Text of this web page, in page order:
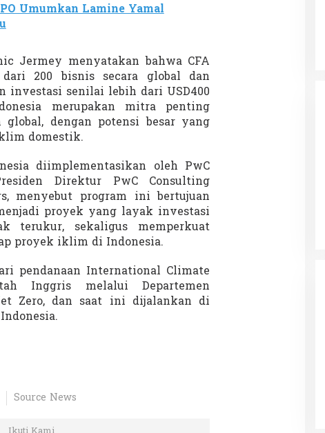
Umumkan Lamine Yamal
Jermey menyatakan bahwa CFA
200 bisnis secara global dan
investasi senilai lebih dari USD400
merupakan mitra penting
dengan potensi besar yang
domestik.
diimplementasikan oleh PwC
Direktur PwC Consulting
menyebut program ini bertujuan
proyek yang layak investasi
terukur, sekaligus memperkuat
proyek iklim di Indonesia.
pendanaan International Climate
Inggris melalui Departemen
Zero, dan saat ini dijalankan di
Source News
dalam
Internasional
18 Januari 2024
Eksplore Meranti – Yok ke Meranti
Di Budaya, NASIONAL, VIDEO, Wisata